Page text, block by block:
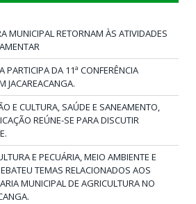
MUNICIPAL RETORNAM ÀS ATIVIDADES
PARTICIPA DA 11ª CONFERÊNCIA
JACAREACANGA.
E CULTURA, SAÚDE E SANEAMENTO,
REÚNE-SE PARA DISCUTIR
E PECUÁRIA, MEIO AMBIENTE E
TEMAS RELACIONADOS AOS
MUNICIPAL DE AGRICULTURA NO